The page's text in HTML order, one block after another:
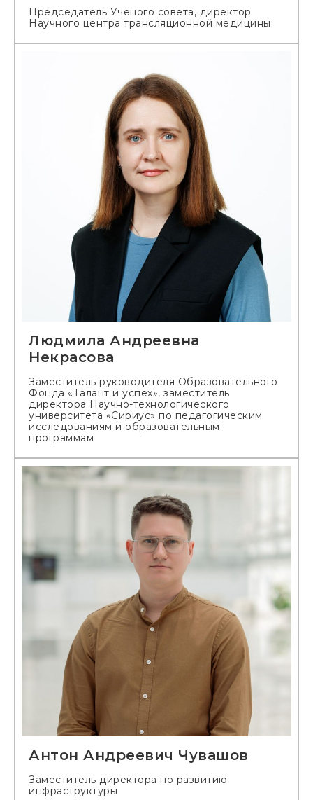
Председатель Учёного совета, директор
Научного центра трансляционной медицины
Людмила Андреевна
Некрасова
Заместитель руководителя Образовательного
Фонда «Талант и успех», заместитель
директора Научно-технологического
университета «Сириус» по педагогическим
исследованиям и образовательным
программам
Антон Андреевич Чувашов
Заместитель директора по развитию
инфраструктуры